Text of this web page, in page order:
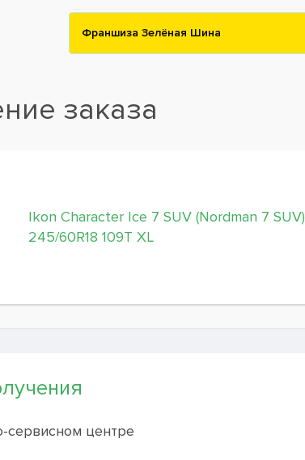
Франшиза Зелёная Шина
заказа
Ikon Character Ice 7 SUV (Nordman 7 SUV)
245/60R18 109T XL
сервисном центре